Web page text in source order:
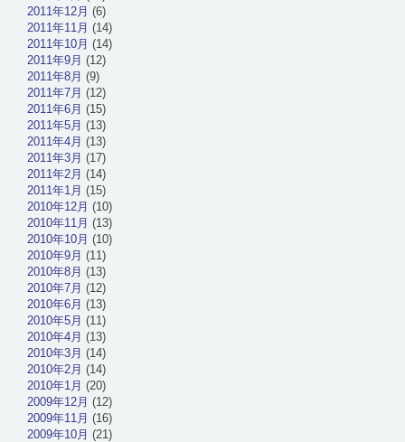
2011年12月 (6)
2011年11月 (14)
2011年10月 (14)
2011年9月 (12)
2011年8月 (9)
2011年7月 (12)
2011年6月 (15)
2011年5月 (13)
2011年4月 (13)
2011年3月 (17)
2011年2月 (14)
2011年1月 (15)
2010年12月 (10)
2010年11月 (13)
2010年10月 (10)
2010年9月 (11)
2010年8月 (13)
2010年7月 (12)
2010年6月 (13)
2010年5月 (11)
2010年4月 (13)
2010年3月 (14)
2010年2月 (14)
2010年1月 (20)
2009年12月 (12)
2009年11月 (16)
2009年10月 (21)